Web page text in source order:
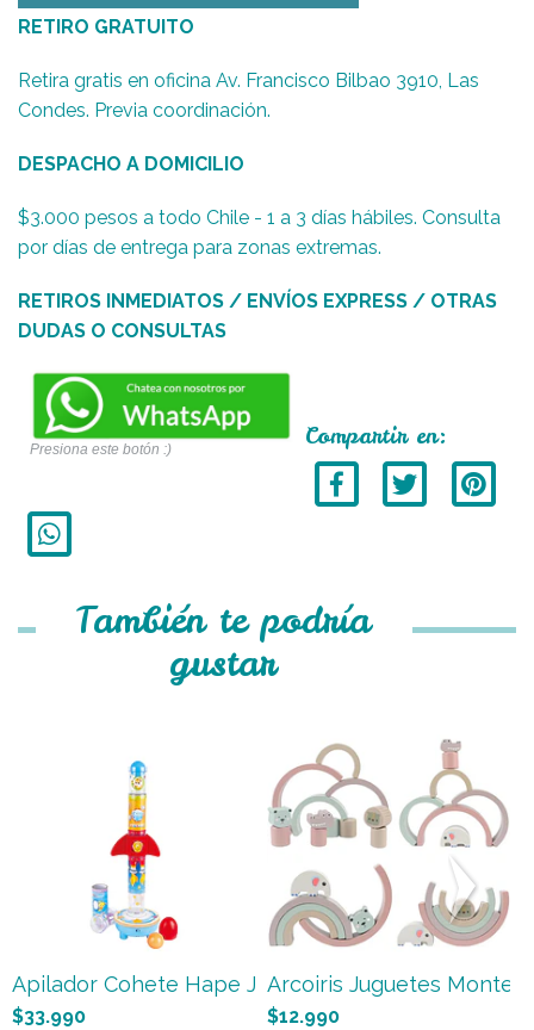
RETIRO GRATUITO
Retira gratis en oficina Av. Francisco Bilbao 3910, Las
Condes. Previa coordinación.
DESPACHO A DOMICILIO
$3.000 pesos a todo Chile - 1 a 3 días hábiles. Consulta
por días de entrega para zonas extremas.
RETIROS INMEDIATOS / ENVÍOS EXPRESS / OTRAS
DUDAS O CONSULTAS
Presiona este botón :) Compartir en:
También te podría
gustar
Apilador Cohete Hape Juguet...
$33.990
Arcoiris Juguetes
$12.990